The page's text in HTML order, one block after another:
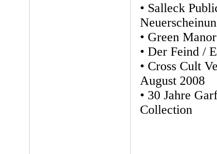
• Salleck
• Green
• Der Feind /
• Cross Cult
August 2008
• 30 Jahre
Collection